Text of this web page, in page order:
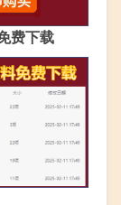
费下载